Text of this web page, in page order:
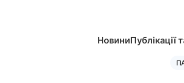
НовиниПублікації